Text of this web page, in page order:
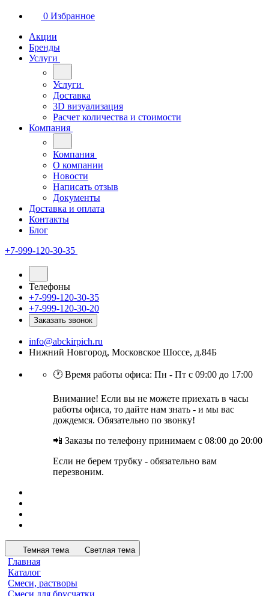
0 Избранное
Акции
Бренды
Услуги
Услуги
Доставка
3D визуализация
Расчет количества и стоимости
Компания
Компания
О компании
Новости
Написать отзыв
Документы
Доставка и оплата
Контакты
Блог
+7-999-120-30-35
Телефоны
+7-999-120-30-35
+7-999-120-30-20
Заказать звонок
info@abckirpich.ru
Нижний Новгород, Московское Шоссе, д.84Б
🕐 Время работы офиса: Пн - Пт с 09:00 до 17:00
Внимание! Если вы не можете приехать в часы
работы офиса, то дайте нам знать - и мы вас
дождемся. Обязательно по звонку!
📲 Заказы по телефону принимаем с 08:00 до 20:00
Если не берем трубку - обязательно вам
перезвоним.
Темная тема Светлая тема
Главная
Каталог
Смеси, растворы
Смеси для брусчатки